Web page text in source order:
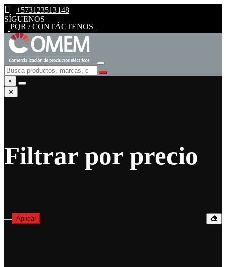
+573123513148
SÍGUENOS
PQR / CONTÁCTENOS
×
✕
Filtrar por precio
— Aplicar